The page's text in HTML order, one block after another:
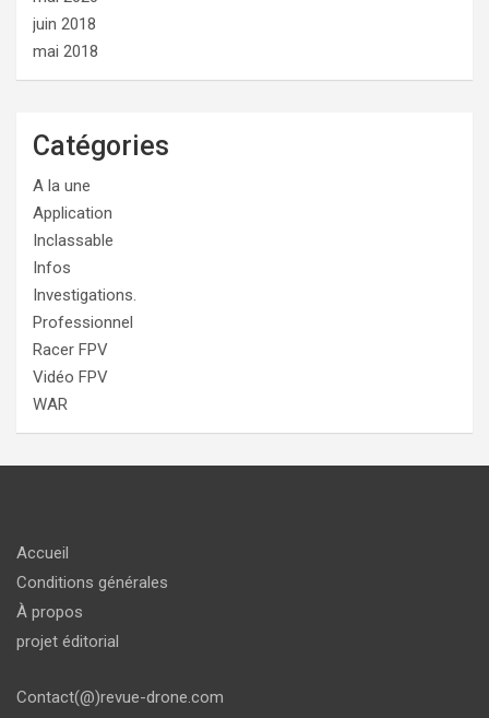
juin 2018
mai 2018
Catégories
A la une
Application
Inclassable
Infos
Investigations.
Professionnel
Racer FPV
Vidéo FPV
WAR
Accueil
Conditions générales
À propos
projet éditorial
Contact(@)revue-drone.com